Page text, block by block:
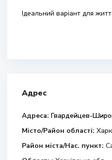
Ідеальний варіант для
Адрес
Адреса: Гвардейцев-
Місто/Район області:
Район міста/Нас. пункт: